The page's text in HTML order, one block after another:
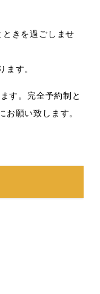
きを過ごしませ
ます。
す。完全予約制と
お願い致します。